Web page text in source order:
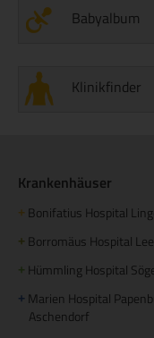
Babyalbum
Klinikfinder
Krankenhäuser
+ Bonifatius Hospital
+ Borromäus Hospital
+ Hümmling Hospital
+ Marien Hospital
Aschendorf